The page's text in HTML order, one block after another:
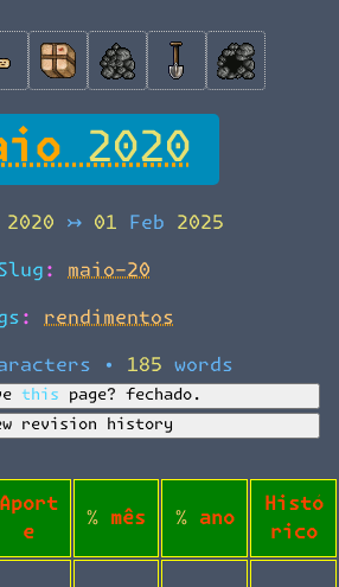
2020
2020 ↣ 01 Feb 2025
maio-20
rendimentos
• 185 words
this page?
fechado.
revision history
Aport
e
% mês % ano
Histó
rico